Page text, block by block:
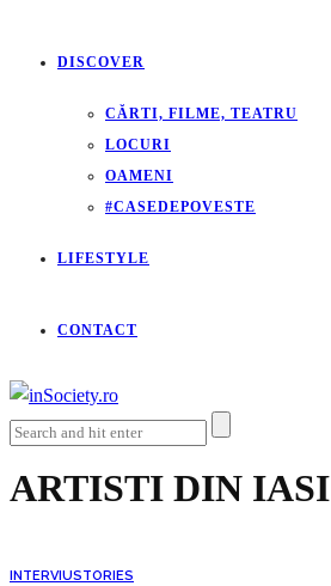
DISCOVER
CĂRTI, FILME, TEATRU
LOCURI
OAMENI
#CASEDEPOVESTE
LIFESTYLE
CONTACT
ARTISTI DIN IASI
INTERVIUSTORIES